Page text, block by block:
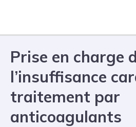
contenu
Prise en charge
l’insuffisance
traitement par
anticoagulants